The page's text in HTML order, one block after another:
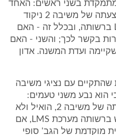
מתמקדת בשני ראשים: האחד
- האם ראוי היה להעניק להצעתה של משיבה 2 ניקוד
בגין קיומה של מערכת LMS ברשותה, ובכלל זה - האם
בקשר לכך; והשני - האם
ועדת המשנה. אדון
עם נציגי משיבה
הוא נבע משני טעמים:
הראשון - אי-בהירות בהצעתה של משיבה 2, הואיל ולא
הובהר בה במפורש האם יש ברשותה מערכת LMS, אם
מוקדמת של הגב' סופי